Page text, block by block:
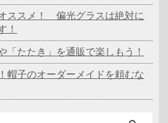
ススメ！ 偏光グラスは絶対に
！
「たたき」を通販で楽しもう！
帽子のオーダーメイドを頼むな